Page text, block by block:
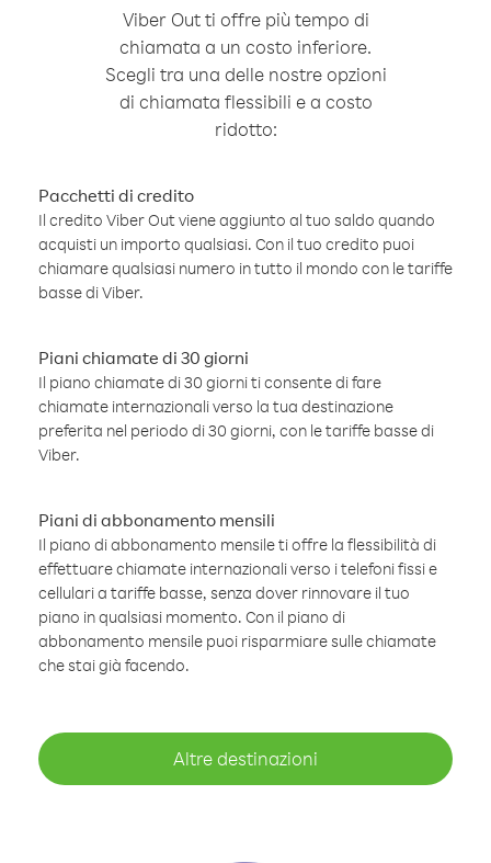
Viber Out ti offre più tempo di
chiamata a un costo inferiore.
Scegli tra una delle nostre opzioni
di chiamata flessibili e a costo
ridotto:
Pacchetti di credito
Il credito Viber Out viene aggiunto al tuo saldo quando
acquisti un importo qualsiasi. Con il tuo credito puoi
chiamare qualsiasi numero in tutto il mondo con le tariffe
basse di Viber.
Piani chiamate di 30 giorni
Il piano chiamate di 30 giorni ti consente di fare
chiamate internazionali verso la tua destinazione
preferita nel periodo di 30 giorni, con le tariffe basse di
Viber.
Piani di abbonamento mensili
Il piano di abbonamento mensile ti offre la flessibilità di
effettuare chiamate internazionali verso i telefoni fissi e
cellulari a tariffe basse, senza dover rinnovare il tuo
piano in qualsiasi momento. Con il piano di
abbonamento mensile puoi risparmiare sulle chiamate
che stai già facendo.
Altre destinazioni